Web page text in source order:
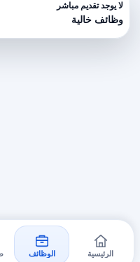
لا يوجد تقديم مباشر
وظائف خالية
الرئيسية الوظائف